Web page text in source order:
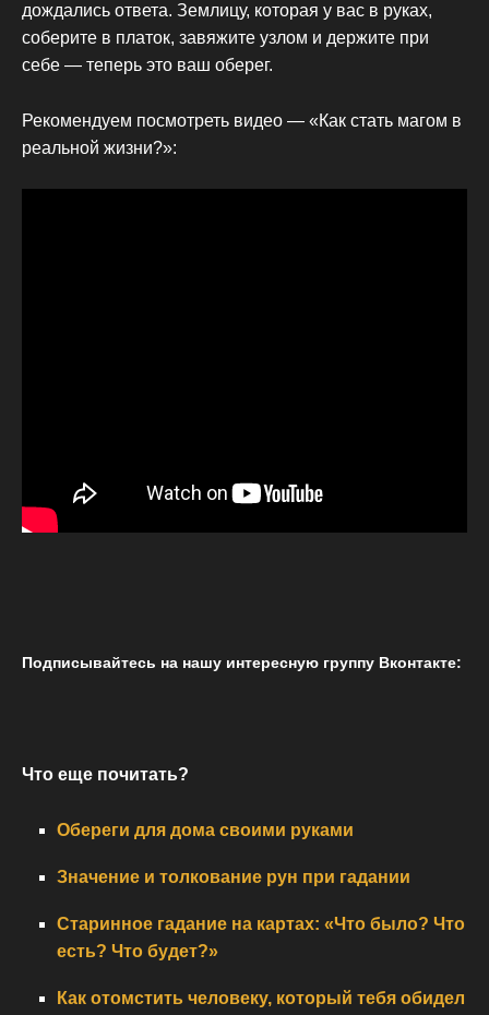
дождались ответа. Землицу, которая у вас в руках,
соберите в платок, завяжите узлом и держите при
себе — теперь это ваш оберег.
Рекомендуем посмотреть видео — «Как стать магом в
реальной жизни?»:
Подписывайтесь на нашу интересную группу Вконтакте:
Что еще почитать?
Обереги для дома своими руками
Значение и толкование рун при гадании
Старинное гадание на картах: «Что было? Что
есть? Что будет?»
Как отомстить человеку, который тебя обидел